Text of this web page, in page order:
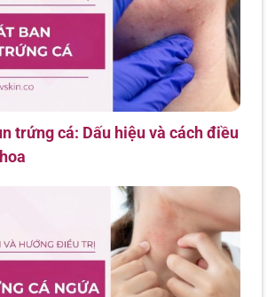
trứng cá: Dấu hiệu và cách điều